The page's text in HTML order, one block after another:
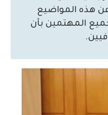
هذه المواضيع
المهتمين بأن